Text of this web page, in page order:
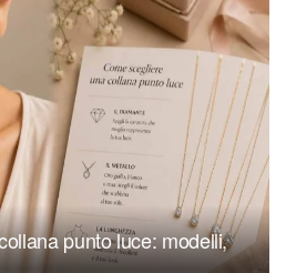
punto luce: modelli,